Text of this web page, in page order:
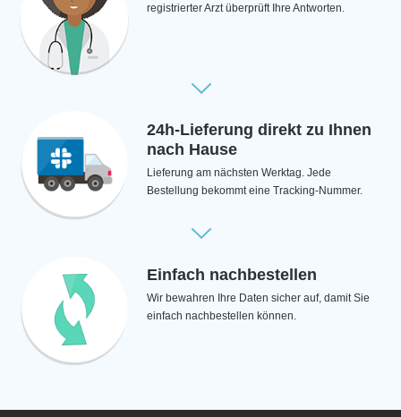
registrierter Arzt überprüft Ihre Antworten.
24h-Lieferung direkt zu Ihnen
nach Hause
Lieferung am nächsten Werktag. Jede
Bestellung bekommt eine Tracking-Nummer.
Einfach nachbestellen
Wir bewahren Ihre Daten sicher auf, damit Sie
einfach nachbestellen können.